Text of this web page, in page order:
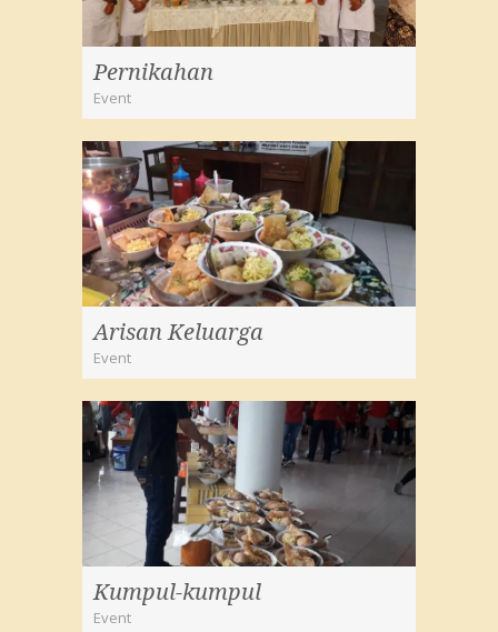
Pernikahan
Event
Arisan Keluarga
Event
Kumpul-kumpul
Event